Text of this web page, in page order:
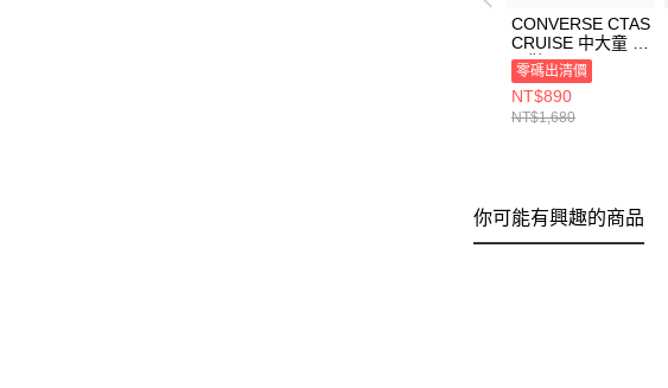
CONVERSE CTAS
CRUISE 中大童 休
閒鞋 A11449C
零碼出清價
NT$890
NT$1,680
你可能有興趣的商品